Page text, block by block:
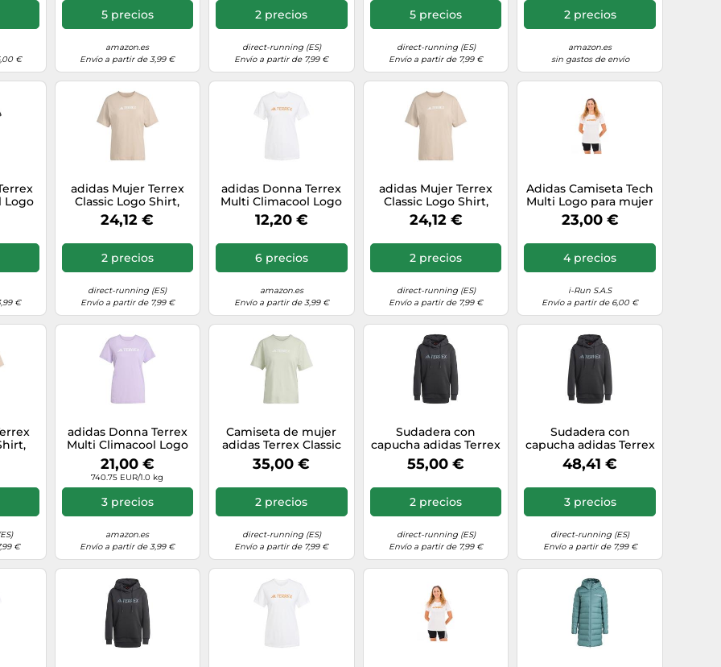
€
5 precios
amazon.es
Envío a partir de 3,99 €
2 precios
direct-running (ES)
Envío a partir de 7,99 €
5 precios
direct-running (ES)
Envío a partir de 7,99 €
2 precios
amazon.es
sin gastos de envío
Logo
XS
€
adidas Mujer Terrex
Classic Logo Shirt,
Wonder Taupe, M
24,12 €
2 precios
direct-running (ES)
Envío a partir de 7,99 €
adidas Donna Terrex
Multi Climacool Logo
Tech T-Shirt, White, XS
12,20 €
6 precios
amazon.es
Envío a partir de 3,99 €
adidas Mujer Terrex
Classic Logo Shirt,
Wonder Taupe, L
24,12 €
2 precios
direct-running (ES)
Envío a partir de 7,99 €
Adidas Camiseta Tech
Multi Logo para mujer
Blanca Talla S
23,00 €
4 precios
i-Run S.A.S
Envío a partir de 6,00 €
XL
€
adidas Donna Terrex
Multi Climacool Logo
Tech T-Shirt, Powder
Plum, XS
21,00 €
740.75 EUR/1.0 kg
3 precios
amazon.es
Envío a partir de 3,99 €
Camiseta de mujer
adidas Terrex Classic
Logo M Female
35,00 €
2 precios
direct-running (ES)
Envío a partir de 7,99 €
Sudadera con
capucha adidas Terrex
Multi Large Logo XS
Female
55,00 €
2 precios
direct-running (ES)
Envío a partir de 7,99 €
Sudadera con
capucha adidas Terrex
Multi Large Logo 2XL
Female
48,41 €
3 precios
direct-running (ES)
Envío a partir de 7,99 €